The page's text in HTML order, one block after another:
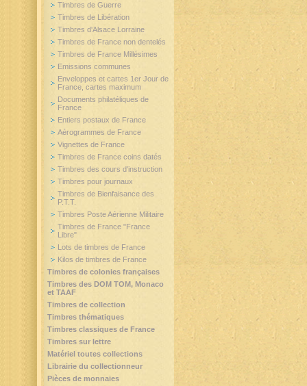
Timbres de Guerre
Timbres de Libération
Timbres d'Alsace Lorraine
Timbres de France non dentelés
Timbres de France Millésimes
Emissions communes
Enveloppes et cartes 1er Jour de
France, cartes maximum
Documents philatéliques de
France
Entiers postaux de France
Aérogrammes de France
Vignettes de France
Timbres de France coins datés
Timbres des cours d'instruction
Timbres pour journaux
Timbres de Bienfaisance des
P.T.T.
Timbres Poste Aérienne Militaire
Timbres de France "France
Libre"
Lots de timbres de France
Kilos de timbres de France
Timbres de colonies françaises
Timbres des DOM TOM, Monaco
et TAAF
Timbres de collection
Timbres thématiques
Timbres classiques de France
Timbres sur lettre
Matériel toutes collections
Librairie du collectionneur
Pièces de monnaies